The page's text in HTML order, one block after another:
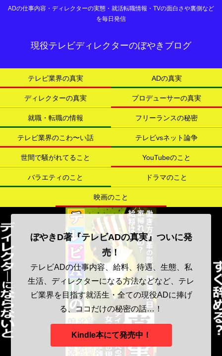
ADの仕事内容・ディレクターの実態・就活転職情報・TVの面白さや裏側など
を毎日発信
現役テレビディレクターのぼやきブログ
テレビ業界の真実 ADの真実
ディレクターの真実 プロデューサーの真実
就職・転職の情報 フリーランスの秘密
テレビ業界のこわ〜い話 テレビvsネット論争
世間で騒がれてること YouTubeのこと
バラエティのこと ドラマのこと
映画のこと
ぼやきD著『テレビADの真実』ついに発
売！
テレビADの仕事内容、給料、待遇、生態、私
生活、ディレクターになる方法などなど、テレ
ビ業界を目指す就活生・全ての現役ADに捧げ
る、ココだけの秘密の話…！
Kindle本にて発売中！